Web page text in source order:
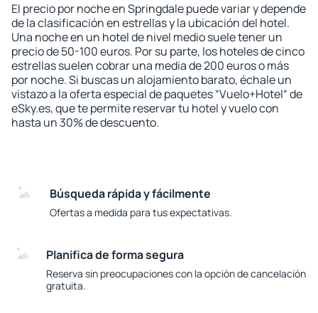
El precio por noche en Springdale puede variar y depende
de la clasificación en estrellas y la ubicación del hotel.
Una noche en un hotel de nivel medio suele tener un
precio de 50-100 euros. Por su parte, los hoteles de cinco
estrellas suelen cobrar una media de 200 euros o más
por noche. Si buscas un alojamiento barato, échale un
vistazo a la oferta especial de paquetes “Vuelo+Hotel“ de
eSky.es, que te permite reservar tu hotel y vuelo con
hasta un 30% de descuento.
Búsqueda rápida y fácilmente
Ofertas a medida para tus expectativas.
Planifica de forma segura
Reserva sin preocupaciones con la opción de cancelación
gratuita.